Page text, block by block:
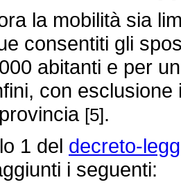
la mobilità sia
consentiti gli
abitanti e per
con
[5].
1 del decreto-
i seguenti: